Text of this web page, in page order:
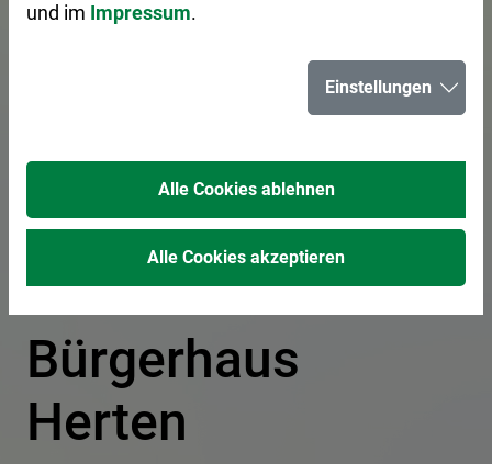
Gemeinsam aktiv
sein und neue
Kontakte knüpfen
- Freizeitbörse
60+ im
Bürgerhaus
Herten
und im Impressum.
Einstellungen
Alle Cookies ablehnen
Alle Cookies akzeptieren